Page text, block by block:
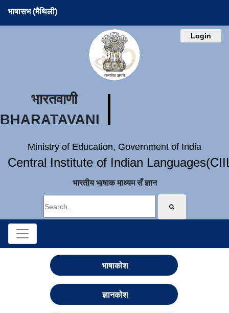
भाषासभ (मैथिली)
Login
भारतवाणी
BHARATAVANI
Ministry of Education, Government of India
Central Institute of Indian
भारतीय भाषाक माध्यम सँ ज्ञान
भाषाकोश
ज्ञानकोश